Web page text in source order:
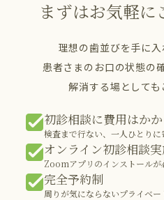
まずはお気軽に
理想の歯並びを手に入
患者さまのお口の状態の
解消する場としても
初診相談に費用はか
検査まで行ない、一人ひとり
オンライン初診相談
Zoomアプリのインストールが
完全予約制
周りが気にならないプライベー